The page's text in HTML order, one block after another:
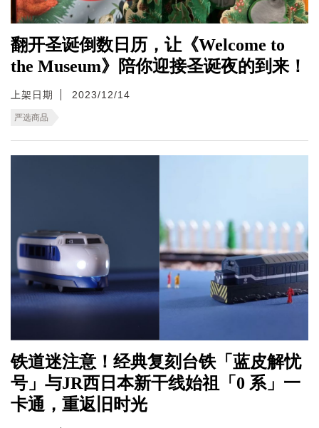
翻开圣诞倒数日历，让《Welcome to
the Museum》陪你迎接圣诞夜的到来！
上架日期 2023/12/14
严选商品
铁道迷注意！经典复刻台铁「蓝皮解忧
号」与JR西日本新干线始祖「0 系」一
卡通，重返旧时光